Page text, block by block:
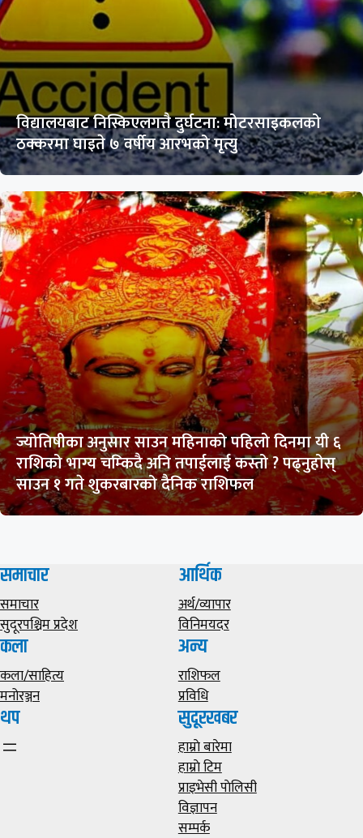
विद्यालयबाट निस्किएलगत्तै दुर्घटना: मोटरसाइकलको
ठक्करमा घाइते ७ वर्षीय आरभको मृत्यु
ज्योतिषीका अनुसार साउन महिनाको पहिलो दिनमा यी ६
राशिको भाग्य चम्किदै अनि तपाईलाई कस्तो ? पढ्नुहोस्
साउन १ गते शुकरबारको दैनिक राशिफल
समाचार
समाचार
सुदूरपश्चिम प्रदेश
आर्थिक
अर्थ/व्यापार
विनिमयदर
कला
कला/साहित्य
मनोरञ्जन
अन्य
राशिफल
प्रविधि
थप सुदूरखबर
हाम्राे बारेमा
हाम्राे टिम
प्राइभेसी पाेलिसी
विज्ञापन
सम्पर्क